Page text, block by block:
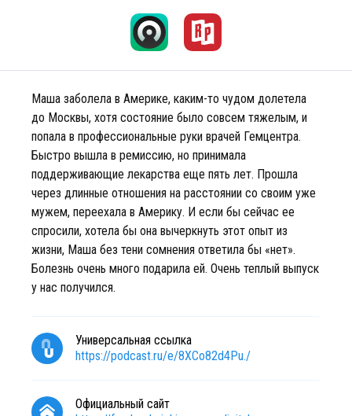
Маша заболела в Америке, каким-то чудом долетела
до Москвы, хотя состояние было совсем тяжелым, и
попала в профессиональные руки врачей Гемцентра.
Быстро вышла в ремиссию, но принимала
поддерживающие лекарства еще пять лет. Прошла
через длинные отношения на расстоянии со своим уже
мужем, переехала в Америку. И если бы сейчас ее
спросили, хотела бы она вычеркнуть этот опыт из
жизни, Маша без тени сомнения ответила бы «нет».
Болезнь очень много подарила ей. Очень теплый выпуск
у нас получился.
Универсальная ссылка
https://podcast.ru/e/8XCo82d4Pu./
Официальный сайт